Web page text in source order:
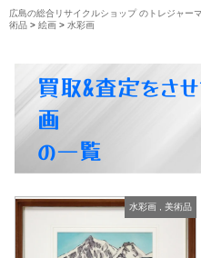
広島の総合リサイクルショップ のトレジャー
術品> 絵画> 水彩画
買取&査定をさ
画
の一覧
水彩画, 美術品